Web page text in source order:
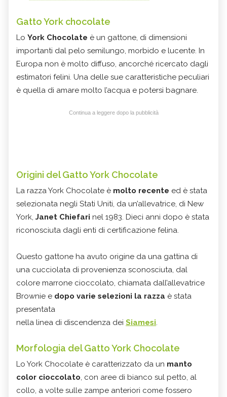
Gatto York chocolate
Lo York Chocolate è un gattone, di dimensioni
importanti dal pelo semilungo, morbido e lucente. In
Europa non è molto diffuso, ancorché ricercato dagli
estimatori felini. Una delle sue caratteristiche peculiari
è quella di amare molto l’acqua e potersi bagnare.
Continua a leggere dopo la pubblicità
Origini del Gatto York Chocolate
La razza York Chocolate è molto recente ed è stata
selezionata negli Stati Uniti, da un’allevatrice, di New
York, Janet Chiefari nel 1983. Dieci anni dopo è stata
riconosciuta dagli enti di certificazione felina.
Questo gattone ha avuto origine da una gattina di
una cucciolata di provenienza sconosciuta, dal
colore marrone cioccolato, chiamata dall’allevatrice
Brownie e dopo varie selezioni la razza è stata
presentata
nella linea di discendenza dei Siamesi.
Morfologia del Gatto York Chocolate
Lo York Chocolate è caratterizzato da un manto
color cioccolato, con aree di bianco sul petto, al
collo, a volte sulle zampe anteriori come fossero